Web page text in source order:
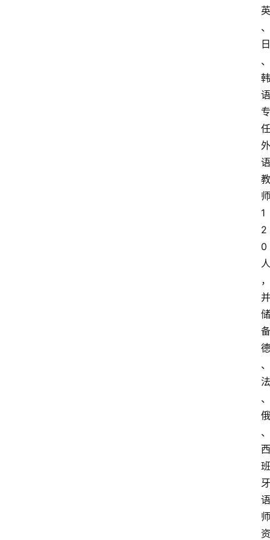
英
、
日
、
韩
语
专
任
外
语
教
师
1
2
0
人
，
并
储
备
德
、
法
、
俄
、
西
班
牙
语
师
资